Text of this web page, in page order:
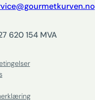
620 154 MVA